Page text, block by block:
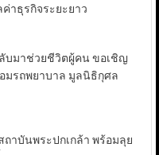
าธุรกิจระยะยาว
บมาช่วยชีวิตผู้คน ขอเชิญ
มรถพยาบาล มูลนิธิกุศล
าบันพระปกเกล้า พร้อมลุย